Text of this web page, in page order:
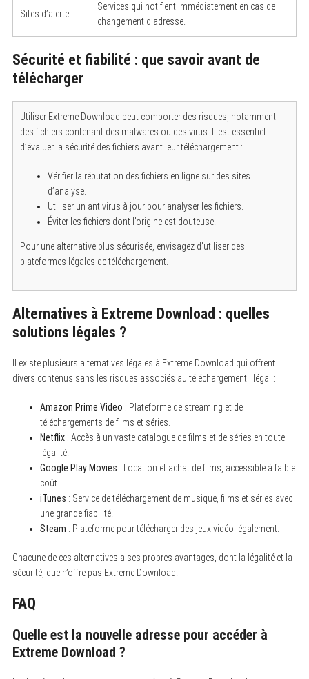
Sites d’alerte
Services qui notifient immédiatement en cas de
changement d’adresse.
Sécurité et fiabilité : que savoir avant de
télécharger
Utiliser Extreme Download peut comporter des risques, notamment
des fichiers contenant des malwares ou des virus. Il est essentiel
d’évaluer la sécurité des fichiers avant leur téléchargement :
Vérifier la réputation des fichiers en ligne sur des sites
d’analyse.
Utiliser un antivirus à jour pour analyser les fichiers.
Éviter les fichiers dont l’origine est douteuse.
Pour une alternative plus sécurisée, envisagez d’utiliser des
plateformes légales de téléchargement.
Alternatives à Extreme Download : quelles
solutions légales ?
Il existe plusieurs alternatives légales à Extreme Download qui offrent
divers contenus sans les risques associés au téléchargement illégal :
Amazon Prime Video : Plateforme de streaming et de
téléchargements de films et séries.
Netflix: Accès à un vaste catalogue de films et de séries en toute
légalité.
Google Play Movies : Location et achat de films, accessible à faible
coût.
iTunes : Service de téléchargement de musique, films et séries avec
une grande fiabilité.
Steam : Plateforme pour télécharger des jeux vidéo légalement.
Chacune de ces alternatives a ses propres avantages, dont la légalité et la
sécurité, que n’offre pas Extreme Download.
FAQ
Quelle est la nouvelle adresse pour accéder à
Extreme Download ?
r
h